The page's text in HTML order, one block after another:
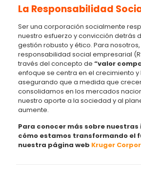
La Responsabilidad
Ser una corporación socialmente
nuestro esfuerzo y convicción detrás
gestión robusto y ético. Para nosotros,
responsabilidad social empresarial
través del concepto de “valor
enfoque se centra en el crecimiento
asegurando que a medida que
consolidamos en los mercados
nuestro aporte a la sociedad y al
aumente.
Para conocer más sobre
cómo estamos transformando el
nuestra página web Kruger